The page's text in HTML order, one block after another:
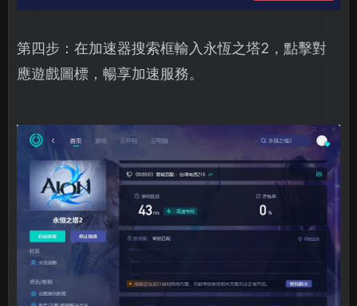
第四步：在加速器搜索框輸入永恆之塔2，點擊對
應遊戲圖標，暢享加速服務。